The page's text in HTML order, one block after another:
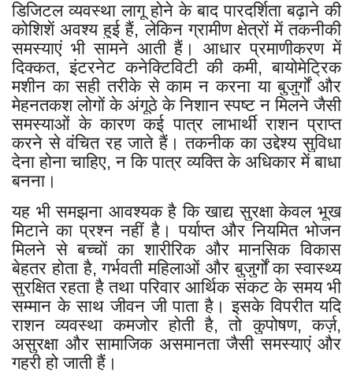
डिजिटल व्यवस्था लागू होने के बाद पारदर्शिता बढ़ाने की
कोशिशें अवश्य हुई हैं, लेकिन ग्रामीण क्षेत्रों में तकनीकी
समस्याएं भी सामने आती हैं। आधार प्रमाणीकरण में
दिक्कत, इंटरनेट कनेक्टिविटी की कमी, बायोमेट्रिक
मशीन का सही तरीके से काम न करना या बुजुर्गों और
मेहनतकश लोगों के अंगूठे के निशान स्पष्ट न मिलने जैसी
समस्याओं के कारण कई पात्र लाभार्थी राशन प्राप्त
करने से वंचित रह जाते हैं। तकनीक का उद्देश्य सुविधा
देना होना चाहिए, न कि पात्र व्यक्ति के अधिकार में बाधा
बनना।
यह भी समझना आवश्यक है कि खाद्य सुरक्षा केवल भूख
मिटाने का प्रश्न नहीं है। पर्याप्त और नियमित भोजन
मिलने से बच्चों का शारीरिक और मानसिक विकास
बेहतर होता है, गर्भवती महिलाओं और बुजुर्गों का स्वास्थ्य
सुरक्षित रहता है तथा परिवार आर्थिक संकट के समय भी
सम्मान के साथ जीवन जी पाता है। इसके विपरीत यदि
राशन व्यवस्था कमजोर होती है, तो कुपोषण, कर्ज़,
असुरक्षा और सामाजिक असमानता जैसी समस्याएं और
गहरी हो जाती हैं।